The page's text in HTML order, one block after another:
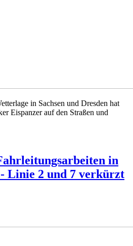
in Sachsen und Dresden hat
Eispanzer auf den Straßen und
in
Linie 2 und 7 verkürzt